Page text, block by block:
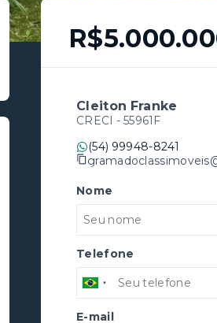
Cleiton Franke
CRECI - 55961F
(54) 99948-8241
Nome
Telefone
E-mail